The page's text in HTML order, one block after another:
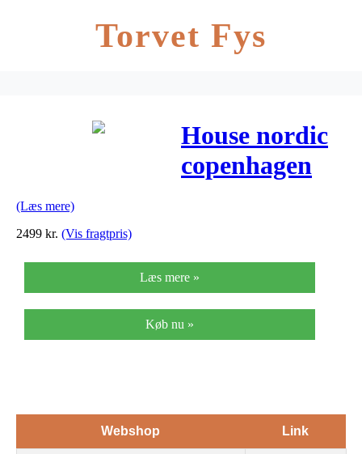
Torvet Fys
House nordic
copenhagen
(Læs mere)
2499 kr. (Vis fragtpris)
Læs mere »
Køb nu »
Webshop Link